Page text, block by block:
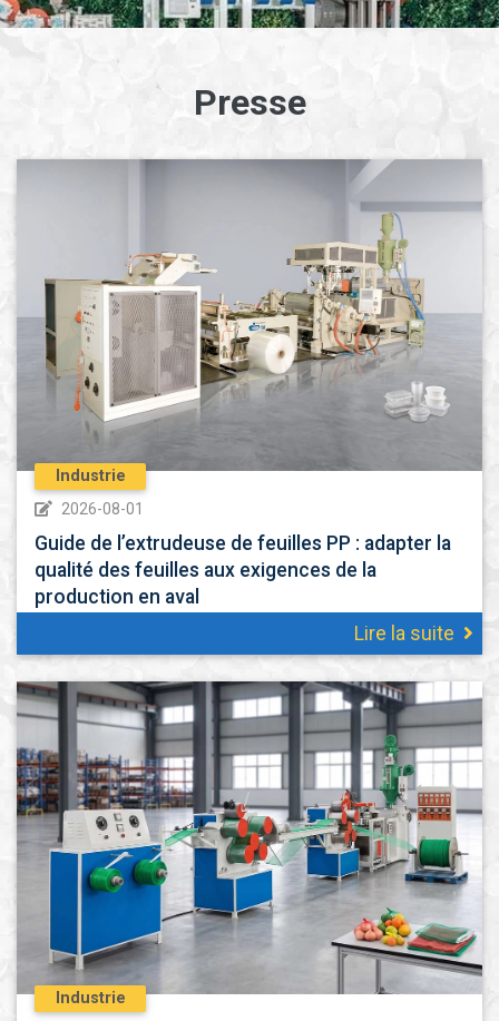
Presse
Industrie
2026-08-01
Guide de l’extrudeuse de feuilles PP : adapter la
qualité des feuilles aux exigences de la
production en aval
Lire la suite
Industrie